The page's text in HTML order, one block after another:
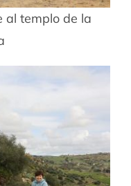
al templo de la